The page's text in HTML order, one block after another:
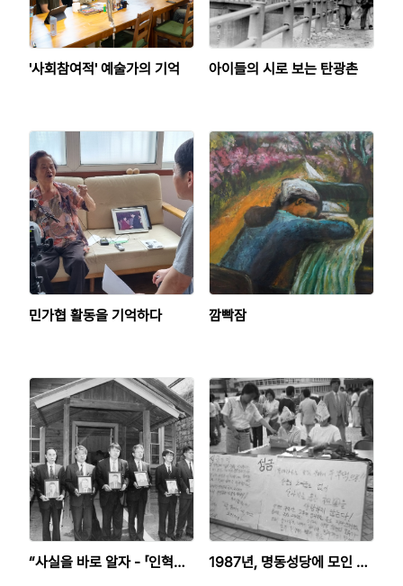
'사회참여적' 예술가의 기억 아이들의 시로 보는 탄광촌
민가협 활동을 기억하다 깜빡잠
“사실을 바로 알자 - 「인혁당」
1987년, 명동성당에 모인 시